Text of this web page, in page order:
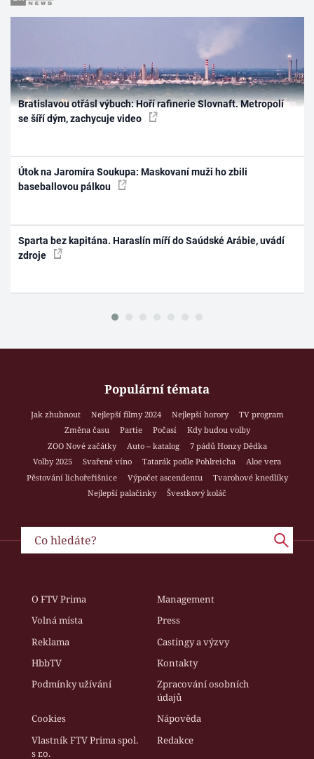
Bratislavou otřásl výbuch: Hoří rafinerie Slovnaft. Metropolí
se šíří dým, zachycuje video
Útok na Jaromíra Soukupa: Maskovaní muži ho zbili
baseballovou pálkou
Sparta bez kapitána. Haraslín míří do Saúdské Arábie, uvádí
zdroje
Populární témata
Jak zhubnout Nejlepší filmy 2024 Nejlepší horory
TV program
Změna času
Partie Počasí
Kdy budou volby
ZOO Nové začátky
Auto – katalog
7 pádů Honzy Dědka
Volby 2025
Svařené víno Tatarák podle Pohlreicha
Aloe vera
Pěstování lichořeřišnice
Výpočet ascendentu
Tvarohové knedlíky
Nejlepší palačinky
Švestkový koláč
O FTV Prima
Management
Volná místa
Press
Reklama
Castingy a výzvy
HbbTV
Kontakty
Podmínky užívání
Zpracování osobních
údajů
Cookies
Nápověda
Vlastník FTV Prima spol.
s r.o.
Redakce